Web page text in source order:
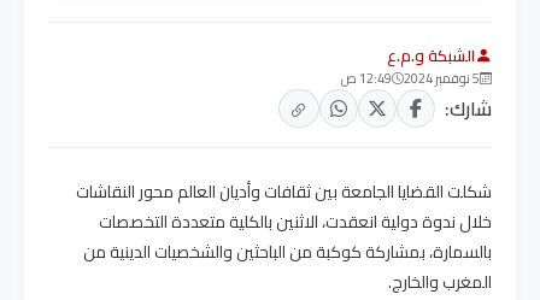
الشبكة و.م.ع
5 نوفمبر 2024 12:49 ص
شارك:
شكلت القضايا الجامعة بين ثقافات وأديان العالم محور النقاشات
خلال ندوة دولية انعقدت، الاثنين بالكلية متعددة التخصصات
بالسمارة، بمشاركة كوكبة من الباحثين والشخصيات الدينية من
المغرب والخارج.